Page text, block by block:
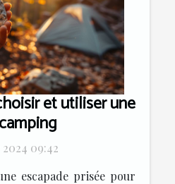
et utiliser une
09:42
escapade prisée pour